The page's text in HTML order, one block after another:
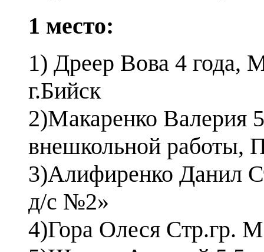
1 место:
1) Дреер Вова 4 года,
г.Бийск
2)Макаренко
внешкольной работы,
3)Алифиренко Данил
д/с №2»
4)Гора Олеся